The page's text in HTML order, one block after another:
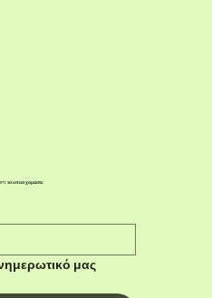
το υποσχόμαστε.
μας